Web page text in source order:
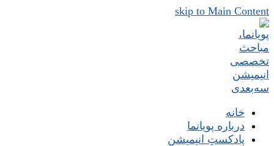
skip to Main Content
خانه
درباره پویانما
پادکستِ انیمیشن